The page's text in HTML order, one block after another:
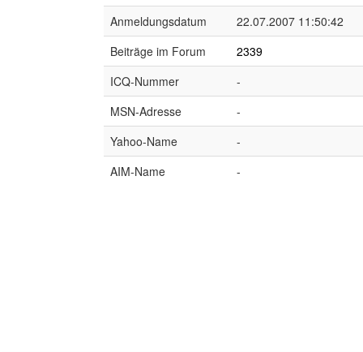
Anmeldungsdatum
22.07.2007 11:50:42
Beiträge im Forum
2339
ICQ-Nummer
-
MSN-Adresse
-
Yahoo-Name
-
AIM-Name
-